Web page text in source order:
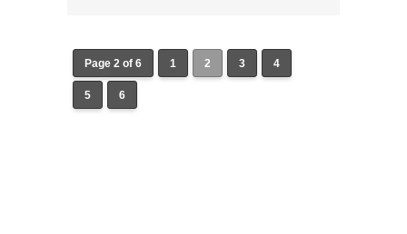
Page 2 of 6 1 2 3 4
5 6